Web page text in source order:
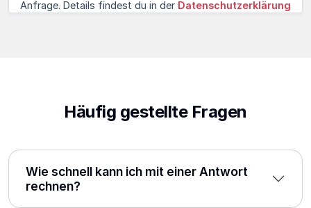
Anfrage. Details findest du in der Datenschutzerklärung
Häufig gestellte Fragen
Wie schnell kann ich mit einer Antwort
rechnen?